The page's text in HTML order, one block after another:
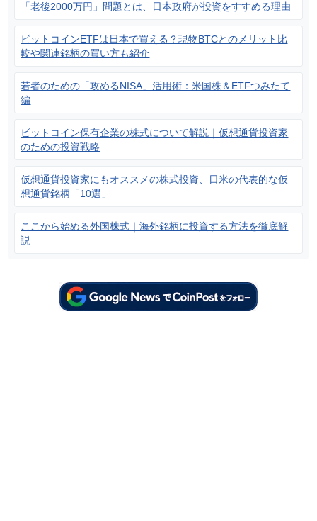
「老後2000万円」問題とは、日本政府が投資をすすめる理由
ビットコインETFは日本で買える？現物BTCとのメリット比
較や関連銘柄の買い方も紹介
若者のための「攻めるNISA」活用術：米国株＆ETFつみたて
編
ビットコイン保有企業の株式について解説｜仮想通貨投資家
のための投資戦略
仮想通貨投資家にもオススメの株式投資、日米の代表的な仮
想通貨銘柄「10選」
ここから始める外国株式｜海外銘柄に投資する方法を徹底解
説